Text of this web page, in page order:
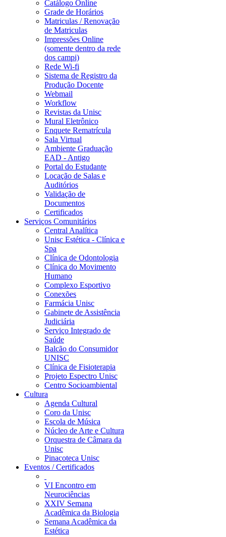
Catálogo Online
Grade de Horários
Matriculas / Renovação
de Matriculas
Impressões Online
(somente dentro da rede
dos campi)
Rede Wi-fi
Sistema de Registro da
Produção Docente
Webmail
Workflow
Revistas da Unisc
Mural Eletrônico
Enquete Rematrícula
Sala Virtual
Ambiente Graduação
EAD - Antigo
Portal do Estudante
Locação de Salas e
Auditórios
Validação de
Documentos
Certificados
Serviços Comunitários
Central Analítica
Unisc Estética - Clínica e
Spa
Clínica de Odontologia
Clínica do Movimento
Humano
Complexo Esportivo
Conexões
Farmácia Unisc
Gabinete de Assistência
Judiciária
Serviço Integrado de
Saúde
Balcão do Consumidor
UNISC
Clínica de Fisioterapia
Projeto Espectro Unisc
Centro Socioambiental
Cultura
Agenda Cultural
Coro da Unisc
Escola de Música
Núcleo de Arte e Cultura
Orquestra de Câmara da
Unisc
Pinacoteca Unisc
Eventos / Certificados
VI Encontro em
Neurociências
XXIV Semana
Acadêmica da Biologia
Semana Acadêmica da
Estética